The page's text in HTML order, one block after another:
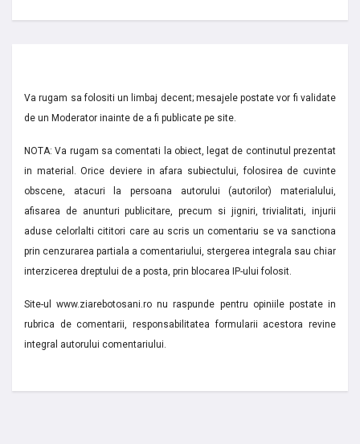
Va rugam sa folositi un limbaj decent; mesajele postate vor fi validate
de un Moderator inainte de a fi publicate pe site.
NOTA: Va rugam sa comentati la obiect, legat de continutul prezentat
in material. Orice deviere in afara subiectului, folosirea de cuvinte
obscene, atacuri la persoana autorului (autorilor) materialului,
afisarea de anunturi publicitare, precum si jigniri, trivialitati, injurii
aduse celorlalti cititori care au scris un comentariu se va sanctiona
prin cenzurarea partiala a comentariului, stergerea integrala sau chiar
interzicerea dreptului de a posta, prin blocarea IP-ului folosit.
Site-ul www.ziarebotosani.ro nu raspunde pentru opiniile postate in
rubrica de comentarii, responsabilitatea formularii acestora revine
integral autorului comentariului.